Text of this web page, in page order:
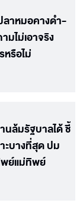
ลาหมอคางดำ-
มไม่เอาจริง
หรือไม่
านล้มรัฐบาลได้ ชี้
ะบางที่สุด ปม
ย์แม่ทิพย์